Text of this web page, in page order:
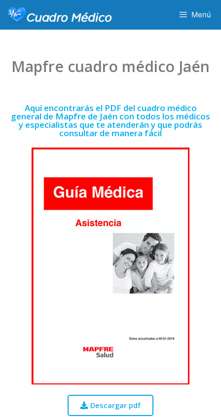
Menú
Mapfre cuadro médico Jaén
Aquí encontrarás el PDF del cuadro médico
general de Mapfre de Jaén con todos los médicos
y especialistas que te atenderán y que podrás
consultar de manera fácil
Descargar pdf